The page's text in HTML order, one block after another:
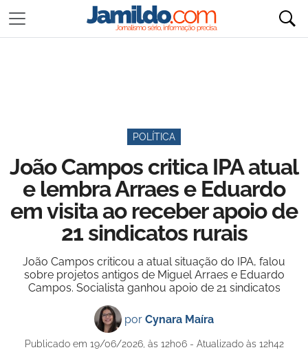
POLÍTICA
João Campos critica IPA atual
e lembra Arraes e Eduardo
em visita ao receber apoio de
21 sindicatos rurais
João Campos criticou a atual situação do IPA, falou
sobre projetos antigos de Miguel Arraes e Eduardo
Campos. Socialista ganhou apoio de 21 sindicatos
por Cynara Maíra
Publicado em 19/06/2026, às 12h06 - Atualizado às 12h42